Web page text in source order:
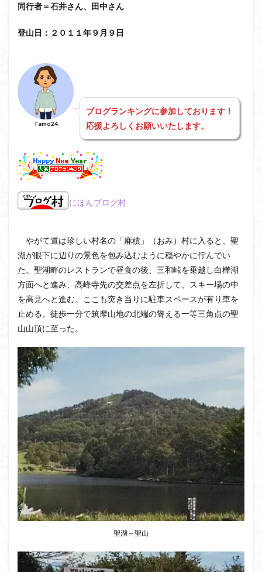
同行者＝石井さん、田中さん
登山日：２０１１年９月９日
Tamo24
ブログランキングに参加しております！
応援よろしくお願いいたします。
にほんブログ村
やがて道は珍しい村名の「麻積」（おみ）村に入ると、聖
湖が眼下に辺りの景色を包み込むように穏やかに佇んでい
た。聖湖畔のレストランで昼食の後、三和峠を乗越し白樺湖
方面へと進み、高峰寺先の交差点を左折して、スキー場の中
を高見へと進む。ここも突き当りに駐車スペースが有り車を
止める。徒歩一分で筑摩山地の北端の聳える一等三角点の聖
山山頂に至った。
聖湖～聖山
愛知県
愛犬 愛宕神社
野鳥
遊亀池
身延山
足和田山 足利 越谷市
越上山
貫ヶ岳
象の背 谷川岳 諏訪湖
西郷
鎖場
西伊豆
鹿野山
高館山
高山岬
高山不動尊
青森ヒバ
雪崩 雪山
陣馬形山
阿武隈山地
関東平野 長野県
長者峰
長瀞かたくりの郷
長瀞 西多摩
西丹沢
百名山
神山 笠置山 笠森寺
笠森
秩父神社
神津牧場
破風山
真鶴半島
県立比企丘陵自然公園
相定ヶ峰
益山寺 皆野 百里新道
百蔵山
筑波山
節分草 西上州 自然園
藪漕ぎ
薬師岳
蕎麦 蓼科高原 蒲生岳山麓
葉山
荒幡富士
荒倉山 茨城県
茨城の自然百選
花崗岩 花の谷
花の百名山
能登半島
肘折温泉
羽根子山 群馬県
美人林
織田信長
絶滅危惧植物
絶景ポイント 絵画
紅葉狩り
姥捨山
奥能登 3月
ハシリドコロ